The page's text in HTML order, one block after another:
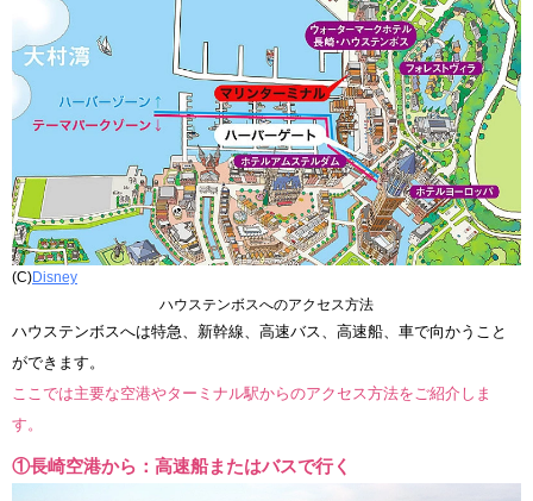
(C)Disney
ハウステンボスへのアクセス方法
ハウステンボスへは特急、新幹線、高速バス、高速船、車で向かうこと
ができます。
ここでは主要な空港やターミナル駅からのアクセス方法をご紹介しま
す。
①長崎空港から：高速船またはバスで行く